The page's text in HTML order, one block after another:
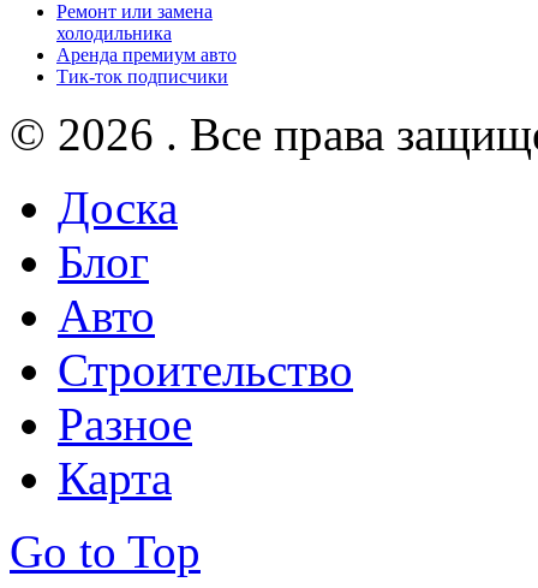
Ремонт или замена
холодильника
Аренда премиум авто
Тик-ток подписчики
© 2026 . Все права
Доска
Блог
Авто
Строительство
Разное
Карта
Go to Top